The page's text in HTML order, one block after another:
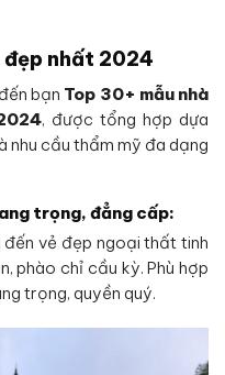
đẹp nhất 2024
bạn Top 30+ mẫu nhà
, được tổng hợp dựa
nhu cầu thẩm mỹ đa dạng
trọng, đẳng cấp:
đến vẻ đẹp ngoại thất tinh
phào chỉ cầu kỳ. Phù hợp
trọng, quyền quý.